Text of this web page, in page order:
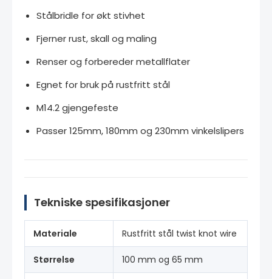
Stålbridle for økt stivhet
Fjerner rust, skall og maling
Renser og forbereder metallflater
Egnet for bruk på rustfritt stål
M14.2 gjengefeste
Passer 125mm, 180mm og 230mm vinkelslipers
Tekniske spesifikasjoner
Materiale Rustfritt stål twist knot wire
Størrelse 100 mm og 65 mm